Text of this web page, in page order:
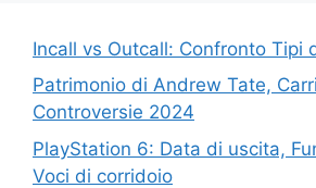
Incall vs Outcall: Confronto Tipi
Patrimonio di Andrew Tate,
Controversie 2024
PlayStation 6: Data di uscita,
Voci di corridoio